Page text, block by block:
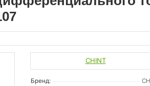
CHINT
Бренд: